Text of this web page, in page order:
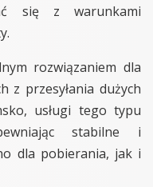
się z warunkami
rozwiązaniem dla
z przesyłania dużych
usługi tego typu
stabilne i
dla pobierania, jak i